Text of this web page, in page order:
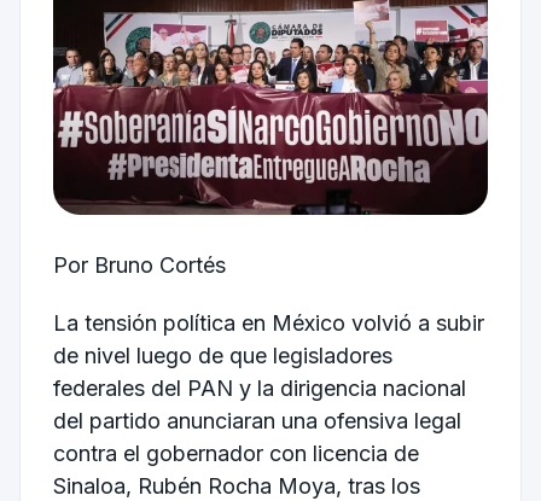
Por Bruno Cortés
La tensión política en México volvió a subir
de nivel luego de que legisladores
federales del PAN y la dirigencia nacional
del partido anunciaran una ofensiva legal
contra el gobernador con licencia de
Sinaloa, Rubén Rocha Moya, tras los